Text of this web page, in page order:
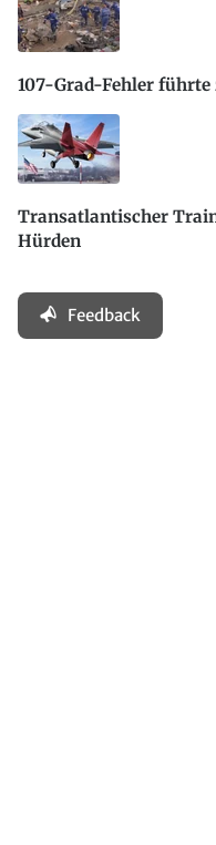
107-Grad-Fehler führte
Transatlantischer
Hürden
Feedback